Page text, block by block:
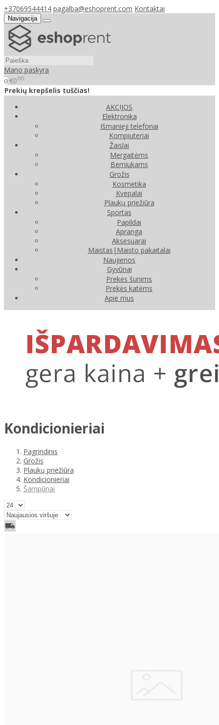
+37069544414 pagalba@eshoprent.com Kontaktai
Navigacija
Mano paskyra
0 €000
Prekių krepšelis tuščias!
AKCIJOS
Elektronika
Išmanieji telefonai
Kompiuteriai
Žaislai
Mergaitėms
Berniukams
Grožis
Kosmetika
Kvepalai
Plaukų priežiūra
Sportas
Papildai
Apranga
Aksesuarai
Maistas|Maisto pakaitalai
Naujienos
Gyvūnai
Prekės šunims
Prekės katėms
Apie mus
Kondicionieriai
Pagrindinis
Grožis
Plaukų priežiūra
Kondicionieriai
Šampūnai